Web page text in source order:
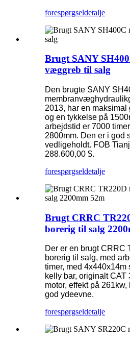
forespørgseldetalje
Brugt SANY
væggreb til salg
Den brugte SANY
2013, har en
og en tykkelse på
arbejdstid er 7000
2800mm. Den er i god
vedligeholdt. FOB
288.600,00 $.
forespørgseldetalje
Brugt CRRC
borerig til salg
Der er en brugt CRRC
borerig til salg, med
timer, med 4x440x14m
kelly bar, originalt CAT
motor, effekt på
god ydeevne.
forespørgseldetalje